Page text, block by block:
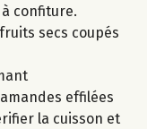
confiture.
secs coupés
effilées
la cuisson et